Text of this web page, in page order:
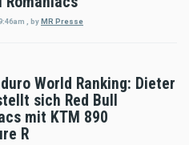
byMR Presse
World Ranking: Dieter
sich Red Bull
mit KTM 890
R